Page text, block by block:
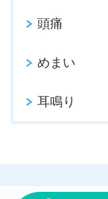
頭痛
めまい
耳鳴り